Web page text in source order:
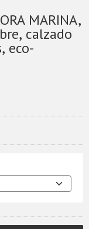
MARINA,
calzado
eco-